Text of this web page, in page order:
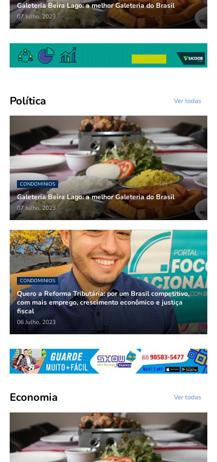
Galeteria Beira Lago: a melhor Galeteria do Brasil
07 Julho, 2023
Política Ver todas
CONDOMINIOS
Galeteria Beira Lago: a melhor Galeteria do Brasil
07 Julho, 2023
CONDOMINIOS
Quero a Reforma Tributária: por um Brasil competitivo,
com mais emprego, crescimento econômico e justiça
fiscal
06 Julho, 2023
Economia Ver todas